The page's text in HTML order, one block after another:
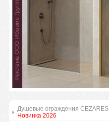
Душевые ограждения CEZARES
Новинка 2026